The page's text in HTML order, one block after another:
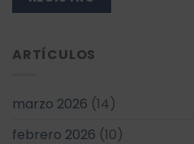
ARTÍCULOS
marzo 2026 (14)
febrero 2026 (10)